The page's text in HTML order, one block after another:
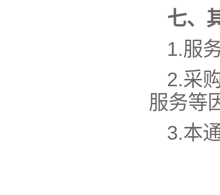
七、
1.服
2.采
服务等
3.本